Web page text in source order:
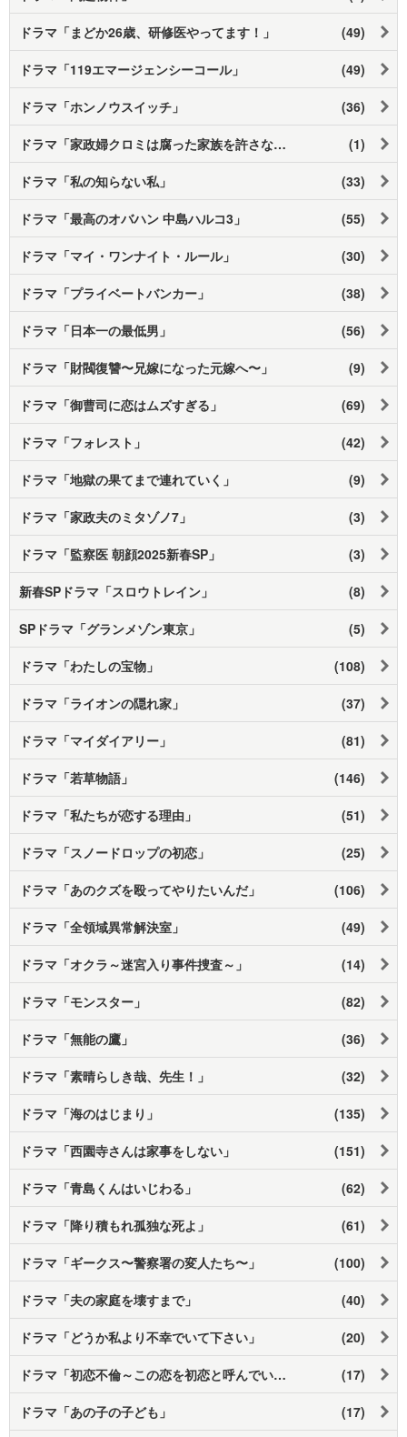
ドラマ「まどか26歳、研修医やってます！」 (49)
ドラマ「119エマージェンシーコール」 (49)
ドラマ「ホンノウスイッチ」 (36)
ドラマ「家政婦クロミは腐った家族を許さない」 (1)
ドラマ「私の知らない私」 (33)
ドラマ「最高のオバハン 中島ハルコ3」 (55)
ドラマ「マイ・ワンナイト・ルール」 (30)
ドラマ「プライベートバンカー」 (38)
ドラマ「日本一の最低男」 (56)
ドラマ「財閥復讐〜兄嫁になった元嫁へ〜」 (9)
ドラマ「御曹司に恋はムズすぎる」 (69)
ドラマ「フォレスト」 (42)
ドラマ「地獄の果てまで連れていく」 (9)
ドラマ「家政夫のミタゾノ7」 (3)
ドラマ「監察医 朝顔2025新春SP」 (3)
新春SPドラマ「スロウトレイン」 (8)
SPドラマ「グランメゾン東京」 (5)
ドラマ「わたしの宝物」 (108)
ドラマ「ライオンの隠れ家」 (37)
ドラマ「マイダイアリー」 (81)
ドラマ「若草物語」 (146)
ドラマ「私たちが恋する理由」 (51)
ドラマ「スノードロップの初恋」 (25)
ドラマ「あのクズを殴ってやりたいんだ」 (106)
ドラマ「全領域異常解決室」 (49)
ドラマ「オクラ～迷宮入り事件捜査～」 (14)
ドラマ「モンスター」 (82)
ドラマ「無能の鷹」 (36)
ドラマ「素晴らしき哉、先生！」 (32)
ドラマ「海のはじまり」 (135)
ドラマ「西園寺さんは家事をしない」 (151)
ドラマ「青島くんはいじわる」 (62)
ドラマ「降り積もれ孤独な死よ」 (61)
ドラマ「ギークス〜警察署の変人たち〜」 (100)
ドラマ「夫の家庭を壊すまで」 (40)
ドラマ「どうか私より不幸でいて下さい」 (20)
ドラマ「初恋不倫～この恋を初恋と呼んでいいですか～」 (17)
ドラマ「あの子の子ども」 (17)